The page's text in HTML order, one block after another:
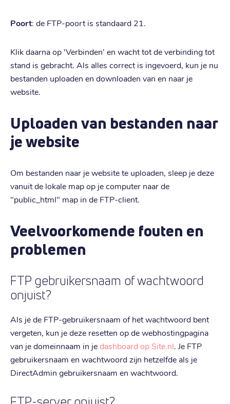
Poort: de FTP-poort is standaard 21.
Klik daarna op 'Verbinden' en wacht tot de verbinding tot
stand is gebracht. Als alles correct is ingevoerd, kun je nu
bestanden uploaden en downloaden van en naar je
website.
Uploaden van bestanden naar
je website
Om bestanden naar je website te uploaden, sleep je deze
vanuit de lokale map op je computer naar de
"public_html" map in de FTP-client.
Veelvoorkomende fouten en
problemen
FTP gebruikersnaam of wachtwoord
onjuist?
Als je de FTP-gebruikersnaam of het wachtwoord bent
vergeten, kun je deze resetten op de webhostingpagina
van je domeinnaam in jedashboard op Site.nl. Je FTP
gebruikersnaam en wachtwoord zijn hetzelfde als je
DirectAdmin gebruikersnaam en wachtwoord.